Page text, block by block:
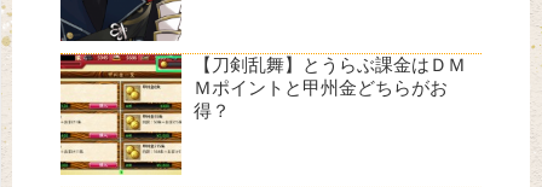
【刀剣乱舞】とうらぶ課金はＤＭ
Ｍポイントと甲州金どちらがお
得？